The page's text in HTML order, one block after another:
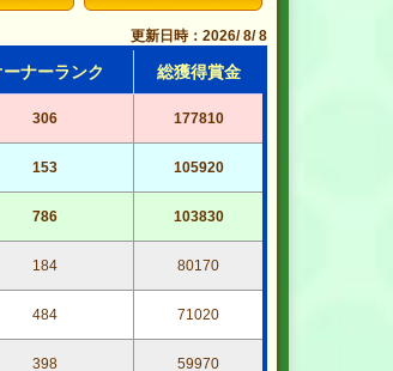
更新日時：2026/ 8/ 8
ーナーランク 総獲得賞金
306 177810
153 105920
786 103830
184 80170
484 71020
398 59970